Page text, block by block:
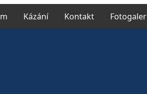
Kázání Kontakt